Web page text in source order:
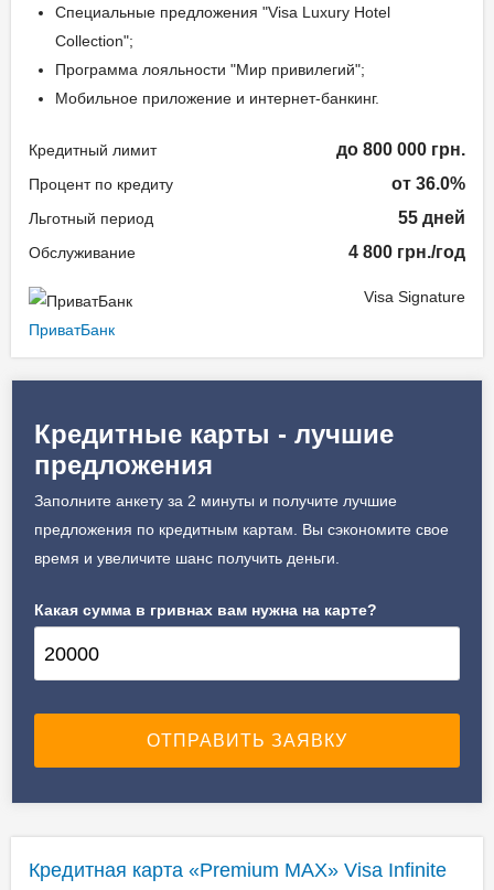
Специальные предложения "Visa Luxury Hotel
Collection";
Программа лояльности "Мир привилегий";
Мобильное приложение и интернет-банкинг.
Кредитный лимит до 800 000 грн.
Процент по кредиту от 36.0%
Льготный период 55 дней
Обслуживание 4 800 грн./год
ПриватБанк
Visa Signature
Кредитные карты - лучшие
предложения
Заполните анкету за 2 минуты и получите лучшие
предложения по кредитным картам. Вы сэкономите свое
время и увеличите шанс получить деньги.
Какая сумма в гривнах вам нужна на карте?
Кредитная карта «Premium MAX» Visa Infinite